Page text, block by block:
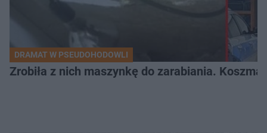
DRAMAT W PSEUDOHODOWLI
Zrobiła z nich maszynkę do zarabiania.